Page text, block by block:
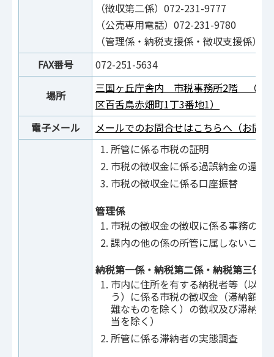
（徴収第二係）072-231-9777
（公売専用電話）072-231-9780
（管理係・納税支援係・徴収支援係）
FAX番号
072-251-5634
場所
三国ヶ丘庁舎内 市税事務所2階 （郵
区百舌鳥赤畑町1丁3番地1）
電子メール
メールでのお問合せはこちらへ（お問
所管に係る市税の証明
市税の徴収金に係る過誤納金の還付
市税の徴収金に係る口座振替
管理係
市税の徴収金の徴収に係る事務の調
課内の他の係の所管に属しないこと
納税第一係・納税第二係・納税第三係
市内に住所を有する納税者等（以下
う）に係る市税の徴収金（滞納額が
難なものを除く）の徴収及び滞納処
当を除く）
所管に係る滞納者の実態調査